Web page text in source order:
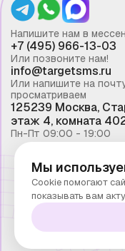
Напишите нам в
+7 (495) 966-13-03
Или позвоните нам!
info@targetsms.ru
Или напишите на
просматриваем
125239 Москва,
этаж 4, комната
Пн-Пт 09:00 - 19:00
Запрещено
письменного
Мы
Cookie помогают
показывать вам